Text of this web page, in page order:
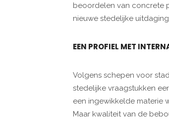
beoordelen van concrete
nieuwe stedelijke
EEN PROFIEL MET
Volgens schepen voor
stedelijke vraagstukken
een ingewikkelde materie
Maar kwaliteit van de